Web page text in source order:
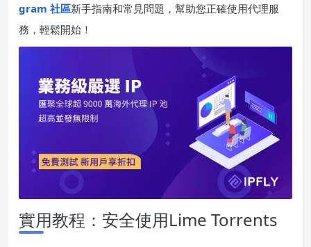
gram 社區新手指南和常見問題，幫助您正確使用代理服
務，輕鬆開始！
實用教程：安全使用Lime Torrents